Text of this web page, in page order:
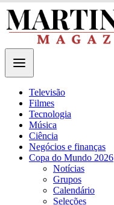
Televisão
Filmes
Tecnologia
Música
Ciência
Negócios e finanças
Copa do Mundo 2026
Notícias
Grupos
Calendário
Seleções